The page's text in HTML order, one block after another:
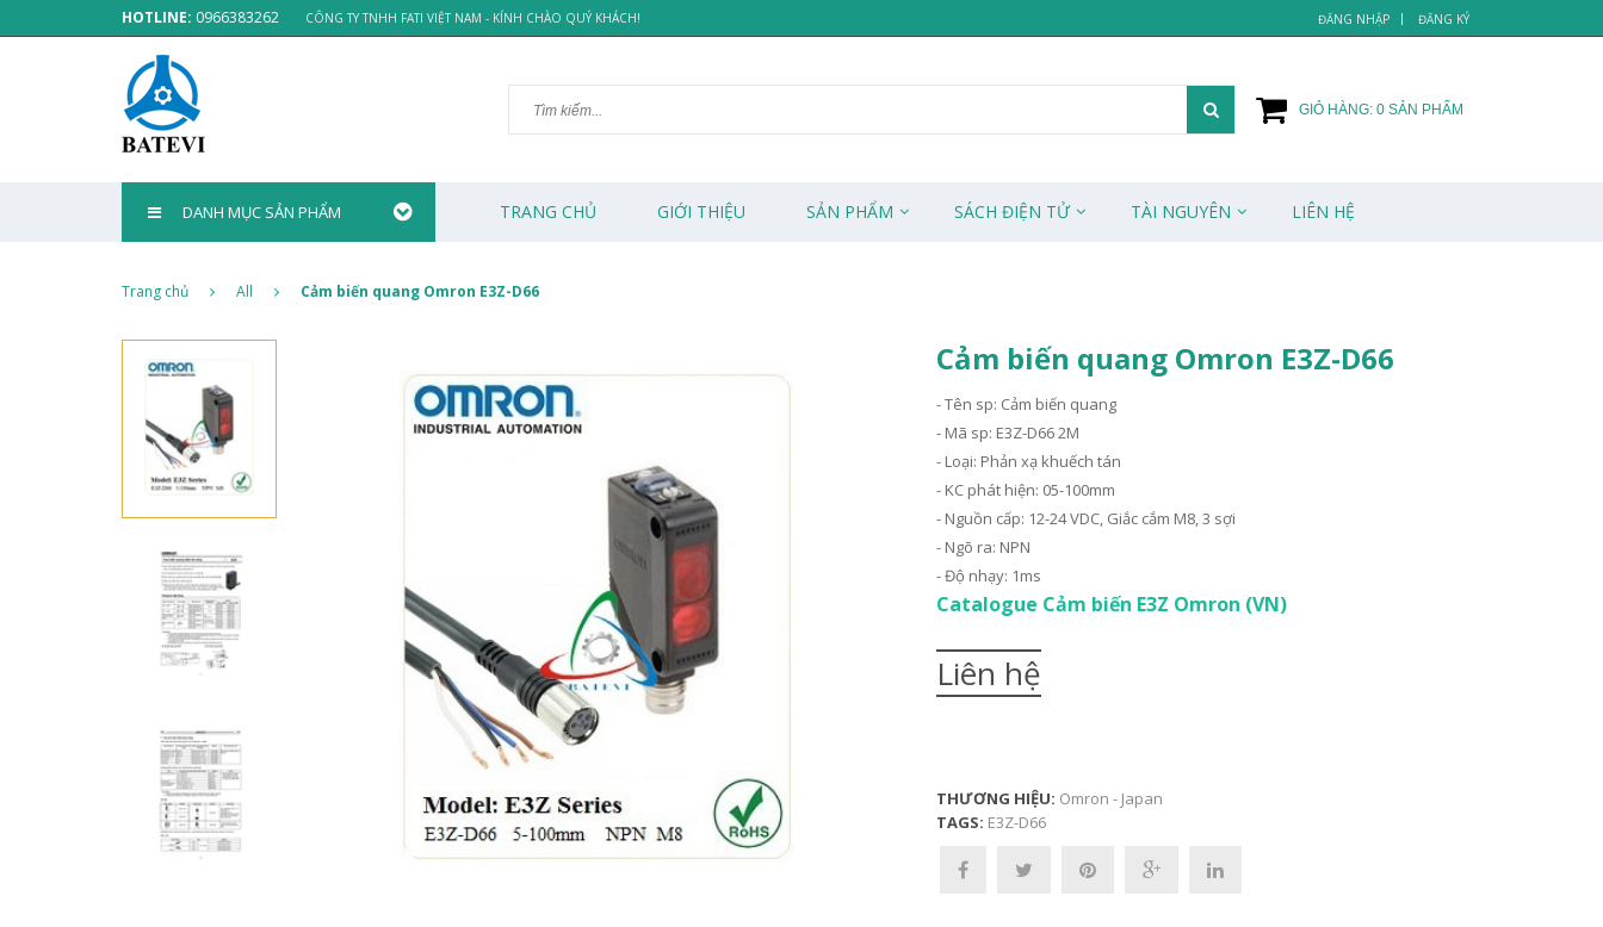
HOTLINE: 0966383262 CÔNG TY TNHH FATI VIỆT NAM - KÍNH CHÀO QUÝ KHÁCH! ĐĂNG NHẬP ĐĂNG KÝ
GIỎ HÀNG: 0 SẢN PHẨM
DANH MỤC SẢN PHẨM TRANG CHỦ GIỚI THIỆU SẢN PHẨM SÁCH ĐIỆN TỬ TÀI NGUYÊN LIÊN HỆ
Trang chủ All Cảm biến quang Omron E3Z-D66
Cảm biến quang Omron E3Z-D66
- Tên sp: Cảm biến quang
- Mã sp: E3Z-D66 2M
- Loại: Phản xạ khuếch tán
- KC phát hiện: 05-100mm
- Nguồn cấp: 12-24 VDC, Giắc cắm M8, 3 sợi
- Ngõ ra: NPN
- Độ nhạy: 1ms
Catalogue Cảm biến E3Z Omron (VN)
Liên hệ
THƯƠNG HIỆU: Omron - Japan
TAGS: E3Z-D66